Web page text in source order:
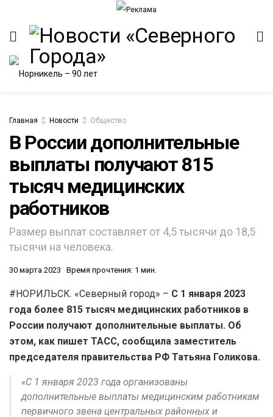
Главная Новости Общество
В России дополнительные
выплаты получают 815
тысяч медицинских
работников
Размер выплат составляет от 4,5 тысячи до 18,5
тысячи на человека.
30 марта 2023 Время прочтения: 1 мин.
#НОРИЛЬСК. «Северный город» – С 1 января 2023
года более 815 тысяч медицинских работников в
России получают дополнительные выплаты. Об
этом, как пишет ТАСС, сообщила заместитель
председателя правительства РФ Татьяна Голикова.
«С 1 января 2023 года организованы
дополнительные выплаты медицинским работникам
первичного звена центральных районных и